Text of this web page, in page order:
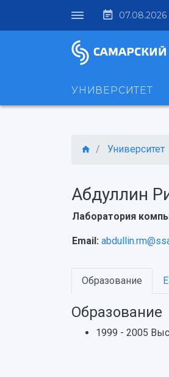
07.08.2026
УНИВЕРСИТЕТ
Университет
Абдуллин
Лаборатория
Email:
Образование
Образование
1999 - 2005